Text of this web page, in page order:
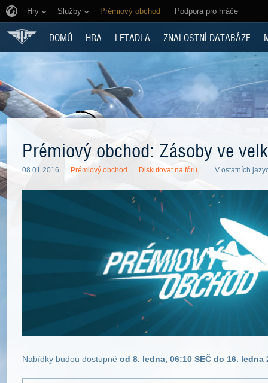
Hry Služby Prémiový obchod Podpora pro hráče
DOMŮ HRA LETADLA ZNALOSTNÍ DATABÁZE
Prémiový obchod: Zásoby ve
08.01.2016 Prémiový obchod Diskutovat na fóru V ostatních
Nabídky budou dostupné od 8. ledna, 06:10 SEČ do 16. ledna